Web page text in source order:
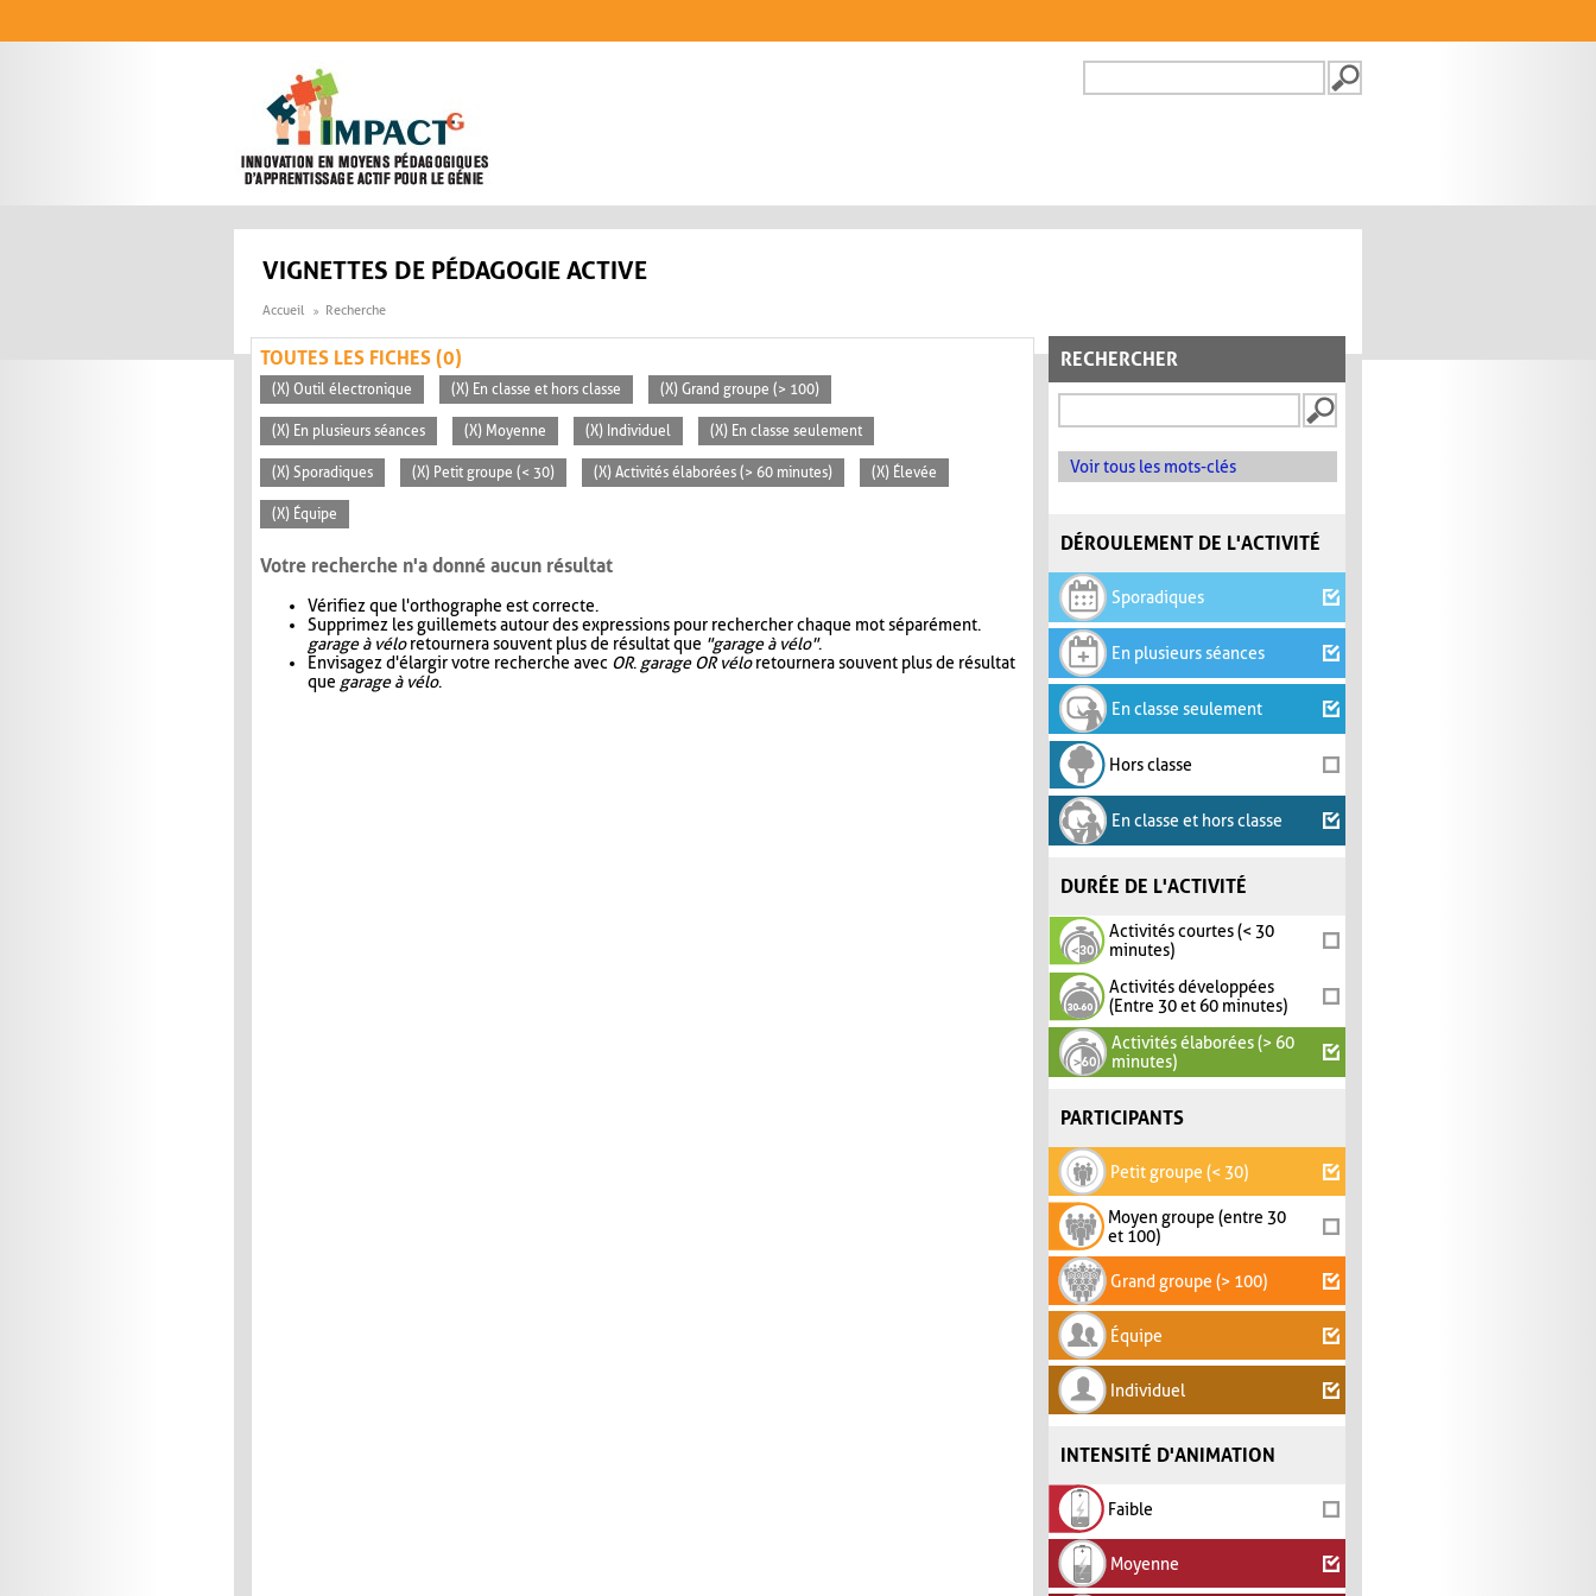
FORMULAIRE DE
VIGNETTES DE PÉDAGOGIE ACTIVE
Accueil Recherche
RECHERCHER
Voir tous les mots-clés
DÉROULEMENT DE L'ACTIVITÉ
Sporadiques
En plusieurs séances
En classe seulement
Hors classe
En classe et hors classe
DURÉE DE L'ACTIVITÉ
Activités courtes (< 30
minutes)
Activités développées
(Entre 30 et 60 minutes)
Activités élaborées (> 60
minutes)
PARTICIPANTS
Petit groupe (< 30)
Moyen groupe (entre 30
et 100)
Grand groupe (> 100)
Équipe
Individuel
INTENSITÉ D'ANIMATION
Faible
Moyenne
TOUTES LES FICHES (0)
(X) Outil électronique (X) En classe et hors classe (X) Grand groupe (> 100)
(X) En plusieurs séances (X) Moyenne (X) Individuel (X) En classe seulement
(X) Sporadiques (X) Petit groupe (< 30) (X) Activités élaborées (> 60 minutes) (X) Élevée
(X) Équipe
Votre recherche n'a donné aucun résultat
Vérifiez que l'orthographe est correcte.
Supprimez les guillemets autour des expressions pour rechercher chaque mot séparément.
garage à véloretournera souvent plus de résultat que "garage à vélo".
Envisagez d'élargir votre recherche avec OR. garage OR véloretournera souvent plus de résultat
que garage à vélo.